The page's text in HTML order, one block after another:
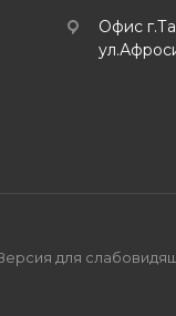
Офис
для